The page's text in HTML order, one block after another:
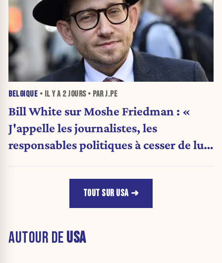
BELGIQUE • IL Y A 2 JOURS• PAR J.PE
Bill White sur Moshe Friedman : «
J'appelle les journalistes, les
responsables politiques à cesser de lui
TOUT SUR USA
AUTOUR DEUSA